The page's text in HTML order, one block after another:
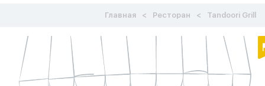
Главная Ресторан Tandoori Grill